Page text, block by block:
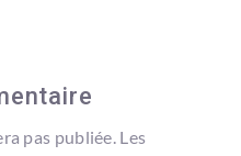
pas publiée. Les